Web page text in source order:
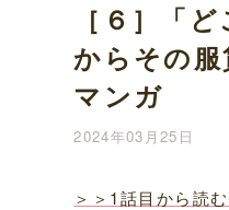
［６］「
からその
マンガ
2024年03月25日
＞＞1話目から読む